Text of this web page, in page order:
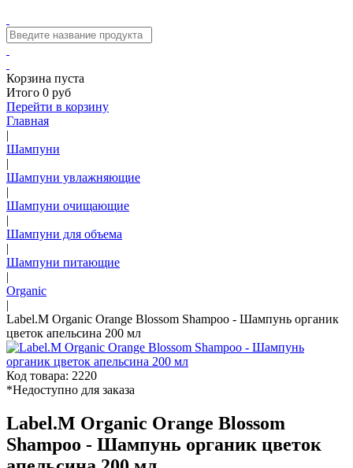
Корзина пуста
Итого 0 руб
Перейти в корзину
Главная
|
Шампуни
|
Шампуни увлажняющие
|
Шампуни очищающие
|
Шампуни для объема
|
Шампуни питающие
|
Organic
|
Label.M Organic Orange Blossom Shampoo - Шампунь органик
цветок апельсина 200 мл
Код товара: 2220
*Недоступно для заказа
Label.M Organic Orange Blossom
Shampoo - Шампунь органик цветок